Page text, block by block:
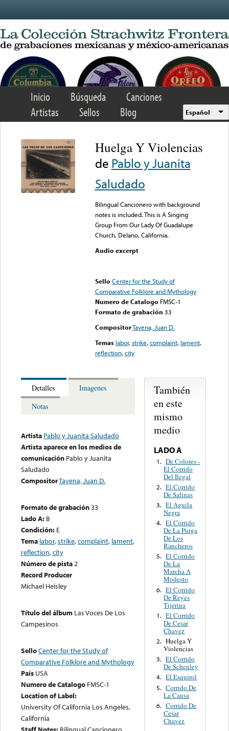
Inicio Búsqueda
Canciones
Artistas
Sellos Blog Español
Huelga Y Violencias
de Pablo y Juanita
Saludado
Bilingual Cancionero with background
notes is included. This is A Singing
Group From Our Lady Of Guadalupe
Church, Delano, California.
Audio excerpt
Sello Center for the Study of
Comparative Folklore and Mythology
Numero de Catalogo FMSC-1
Formato de grabación 33
CompositorTavena, Juan D.
Temas labor,strike,complaint, lament,
reflection,city
Detalles
Imagenes
Notas
Artista Pablo y Juanita Saludado
Artista aparece en los medios de
comunicación Pablo y Juanita
Saludado
CompositorTavena, Juan D.
Formato de grabación33
Lado A: B
Condición: E
Tema labor,strike,complaint, lament,
reflection,city
Número de pista2
Record Producer
Michael Heisley
Título del álbum Las Voces De Los
Campesinos
SelloCenter for the Study of
Comparative Folklore and Mythology
País USA
Numero de Catalogo FMSC-1
Location of Label:
University Of California Los Angeles,
California
También
en este
mismo
medio
LADO A
1. De Colores -
El Corrido
Del Ilegal
2. El Corrido
De Salinas
3. El Aguila
Negra
4. El Corrido
De La Purga
De Los
Rancheros
5. El Corrido
De La
Marcha A
Modesto
6. El Corrido
De Reyes
Tijerina
1. El Corrido
De Cesar
Chavez
2. Huelga Y
Violencias
3. El Corrido
De Schenley
4. El Esquirol
5. Corrido De
La Causa
6. Corrido De
Cesar
Chavez